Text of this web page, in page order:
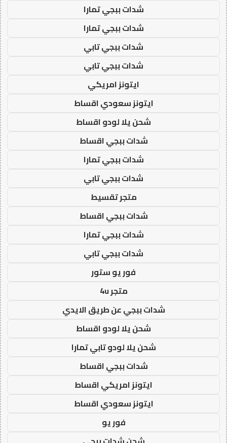
شدات ببجي تمارا
شدات ببجي تمارا
شدات ببجي تابي
شدات ببجي تابي
ايتونز امريكي
ايتونز سعودي اقساط
شحن يلا لودو اقساط
شدات ببجي اقساط
شدات ببجي تمارا
شدات ببجي تابي
متجر تقسيط
شدات ببجي اقساط
شدات ببجي تمارا
شدات ببجي تابي
فور يو ستور
متجر 4u
شدات ببجي عن طريق الايدي
شحن يلا لودو اقساط
شحن يلا لودو تابي تمارا
شدات ببجي اقساط
ايتونز امريكي اقساط
ايتونز سعودي اقساط
فور يو